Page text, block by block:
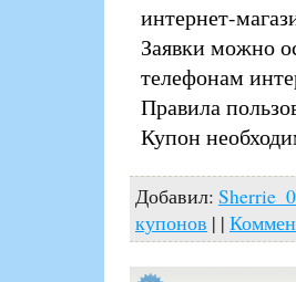
интернет-
Заявки можно
телефонам
Правила
Купон
Добавил:
купонов | |